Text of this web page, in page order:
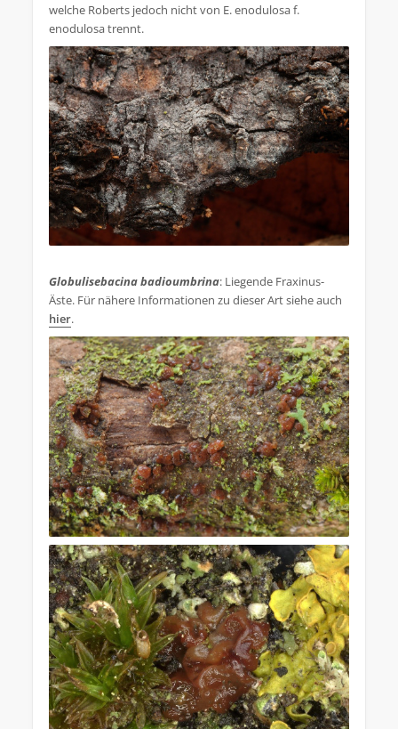
welche Roberts jedoch nicht von E. enodulosa f.
enodulosa trennt.
Globulisebacina badioumbrina: Liegende Fraxinus-
Äste. Für nähere Informationen zu dieser Art siehe auch
hier.